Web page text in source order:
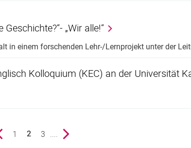
„Wir al­le!“
in ei­nem for­schen­den Lehr-/Lern­pro­jekt un­ter der
Kolloquium (KEC) an der Universität
Seite
1
2
Seite
3 .... nächste Seite